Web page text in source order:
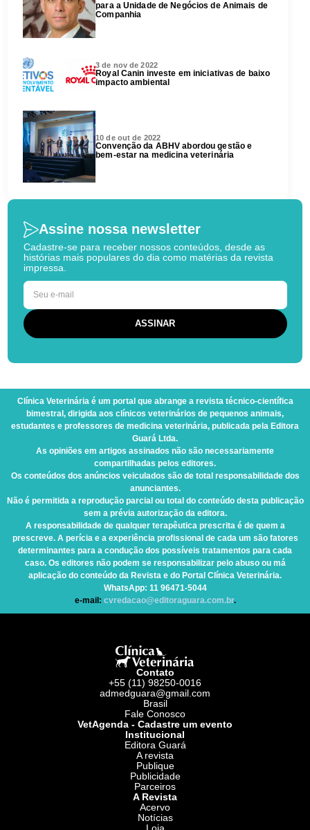
para a Unidade de Negócios de Animais de
Companhia
3 de nov de 2022
Royal Canin investe em iniciativas de baixo
impacto ambiental
10 de out de 2022
Convenção da ABHV abordou gestão e
bem-estar na medicina veterinária
Assine nossa newsletter
Cadastre-se para receber nossos conteúdos, desde as
histórias mais populares do dia como matérias da revista
impressa.
Clínica Veterináriaé um portal que abrange a revista técnico-científica
bimestral, dirigida aos clínicos veterinários de pequenos animais,
estudantes e professores de medicina veterinária, publicada pela Editora
Guará Ltda.
As opiniões em artigos assinados não são necessariamente
compartilhadas pelos editores.
Os conteúdos dos anúncios veiculados são de total responsabilidade dos
anunciantes.
Não é permitida a reprodução parcial ou total do conteúdo desta publicação
sem a prévia autorização da editora.
A responsabilidade de qualquer terapêutica prescrita é de quem a
prescreve. A perícia e a experiência profissional de cada um são fatores
determinantes para a condução dos possíveis tratamentos para cada
caso. Os editores não podem se responsabilizar pelo abuso ou má
aplicação do conteúdo da Revista e do Portal Clínica Veterinária.
WhatsApp: 11 96471-5044
e-mail: cvredacao@editoraguara.com.br.
Contato
+55 (11) 98250-0016
admedguara@gmail.com
Brasil
Fale Conosco
VetAgenda - Cadastre um evento
Institucional
Editora Guará
A revista
Publique
Publicidade
Parceiros
A Revista
Acervo
Notícias